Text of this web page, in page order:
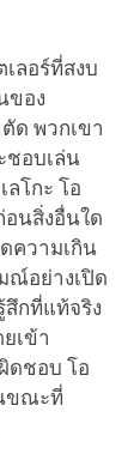
ลอร์ที่สงบ
ของ
ด พวกเขา
อบเล่น
โกะ โอ
นสิ่งอื่นใด
ความเกิน
ณ์อย่างเปิด
กที่แท้จริง
เข้า
ดชอบ โอ
ขณะที่